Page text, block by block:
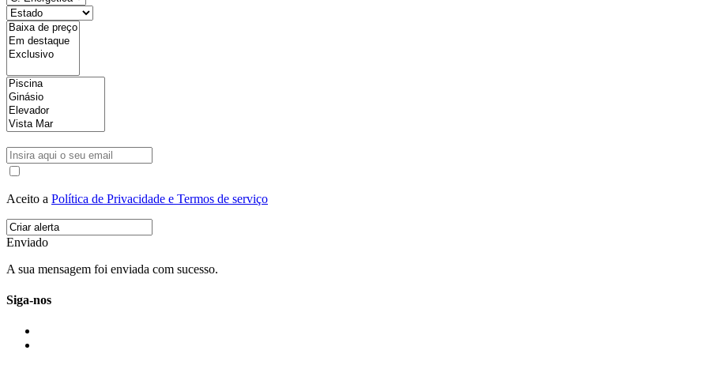
Aceito a Política de Privacidade e Termos de serviço
Enviado
A sua mensagem foi enviada com sucesso.
Siga-nos